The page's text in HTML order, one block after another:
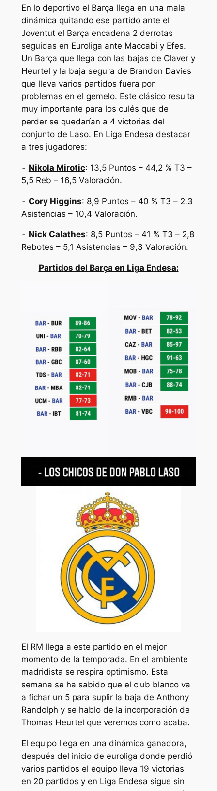
En lo deportivo el Barça llega en una mala
dinámica quitando ese partido ante el
Joventut el Barça encadena 2 derrotas
seguidas en Euroliga ante Maccabi y Efes.
Un Barça que llega con las bajas de Claver y
Heurtel y la baja segura de Brandon Davies
que lleva varios partidos fuera por
problemas en el gemelo. Este clásico resulta
muy importante para los culés que de
perder se quedarían a 4 victorias del
conjunto de Laso. En Liga Endesa destacar
a tres jugadores:
⁃ Nikola Mirotic: 13,5 Puntos – 44,2 % T3 –
5,5 Reb – 16,5 Valoración.
⁃ Cory Higgins: 8,9 Puntos – 40 % T3 – 2,3
Asistencias – 10,4 Valoración.
⁃ Nick Calathes: 8,5 Puntos – 41 % T3 – 2,8
Rebotes – 5,1 Asistencias – 9,3 Valoración.
Partidos del Barça en Liga Endesa:
El RM llega a este partido en el mejor
momento de la temporada. En el ambiente
madridista se respira optimismo. Esta
semana se ha sabido que el club blanco va
a fichar un 5 para suplir la baja de Anthony
Randolph y se hablo de la incorporación de
Thomas Heurtel que veremos como acaba.
El equipo llega en una dinámica ganadora,
después del inicio de euroliga donde perdió
varios partidos el equipo lleva 19 victorias
en 20 partidos y en Liga Endesa sigue sin